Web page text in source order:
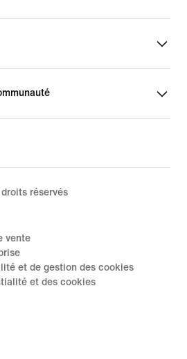
réservés
vente
et de gestion des cookies
et des cookies